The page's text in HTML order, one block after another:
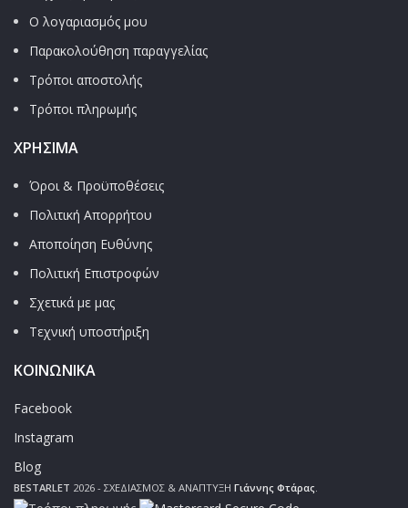
Ο λογαριασμός μου
Παρακολούθηση παραγγελίας
Τρόποι αποστολής
Τρόποι πληρωμής
ΧΡΉΣΙΜΑ
Όροι & Προϋποθέσεις
Πολιτική Απορρήτου
Αποποίηση Ευθύνης
Πολιτική Επιστροφών
Σχετικά με μας
Τεχνική υποστήριξη
ΚΟΙΝΩΝΙΚΑ
Facebook
Instagram
Blog
BESTARLET 2026 - ΣΧΕΔΙΑΣΜΟΣ & ΑΝΑΠΤΥΞΗ Γιάννης Φτάρας.